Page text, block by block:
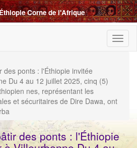
Corne de l'Afrique
des ponts : l'Éthiopie invitée
Du 4 au 12 juillet 2025, cinq (5)
nes, représentant les
et sécuritaires de Dire Dawa, ont
des ponts : l'Éthiopie